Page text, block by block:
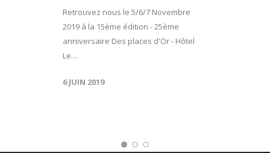
Retrouvez nous le 5/6/7 Novembre
2019 à la 15ème édition - 25ème
anniversaire Des places d'Or - Hôtel
Le…
6 JUIN 2019